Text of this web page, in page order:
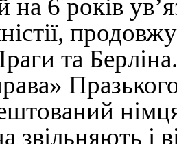
на 6 років
та
звільняють і